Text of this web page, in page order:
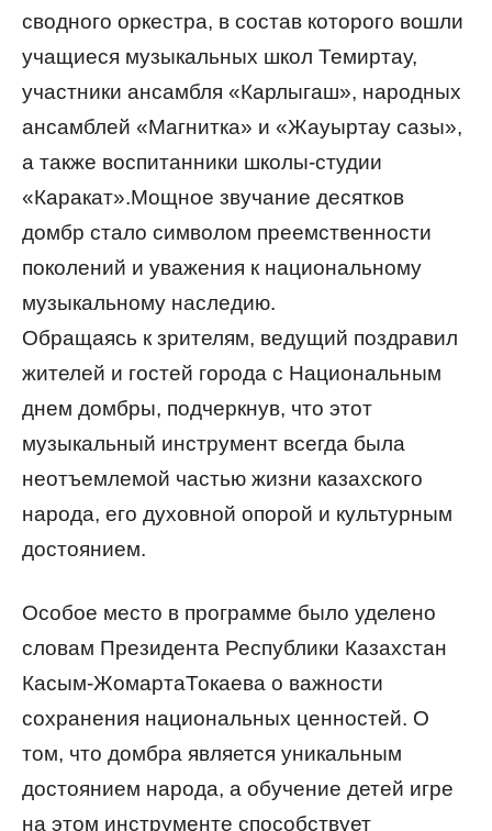
сводного оркестра, в состав которого вошли
учащиеся музыкальных школ Темиртау,
участники ансамбля «Карлыгаш», народных
ансамблей «Магнитка» и «Жауыртау сазы»,
а также воспитанники школы-студии
«Каракат».Мощное звучание десятков
домбр стало символом преемственности
поколений и уважения к национальному
музыкальному наследию.
Обращаясь к зрителям, ведущий поздравил
жителей и гостей города с Национальным
днем домбры, подчеркнув, что этот
музыкальный инструмент всегда была
неотъемлемой частью жизни казахского
народа, его духовной опорой и культурным
достоянием.
Особое место в программе было уделено
словам Президента Республики Казахстан
Касым-ЖомартаТокаева о важности
сохранения национальных ценностей. О
том, что домбра является уникальным
достоянием народа, а обучение детей игре
на этом инструменте способствует